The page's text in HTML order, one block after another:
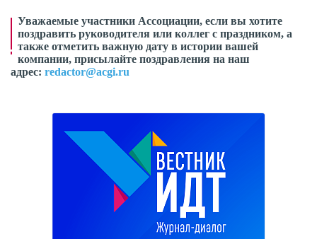
Уважаемые участники Ассоциации, если вы хотите
поздравить руководителя или коллег с праздником, а
также отметить важную дату в истории вашей
компании, присылайте поздравления на наш
адрес: redactor@acgi.ru